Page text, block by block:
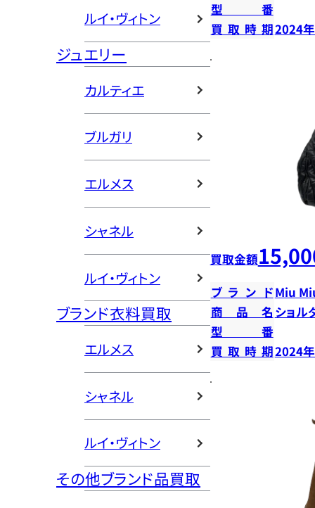
ルイ・ヴィトン
ジュエリー
カルティエ
ブルガリ
エルメス
シャネル
ルイ・ヴィトン
ブランド衣料買取
エルメス
シャネル
ルイ・ヴィトン
その他ブランド品買取
型番
買取時期2024
買取金額
ブランドMiu
商品名 ショル
型番
買取時期2024